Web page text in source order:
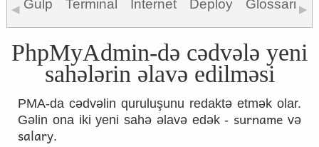
Gulp
Terminal Internet Deploy Glossari
◀ ▶
PhpMyAdmin-də cədvələ yeni
sahələrin əlavə edilməsi
PMA-da cədvəlin quruluşunu redaktə etmək olar.
Gəlin ona iki yeni sahə əlavə edək - surname və
salary.